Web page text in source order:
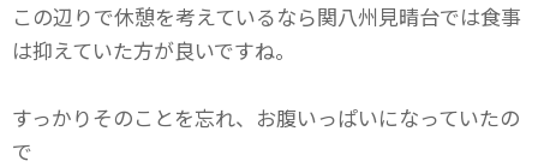
この辺りで休憩を考えているなら関八州見晴台では食事
は抑えていた方が良いですね。
すっかりそのことを忘れ、お腹いっぱいになっていたの
で